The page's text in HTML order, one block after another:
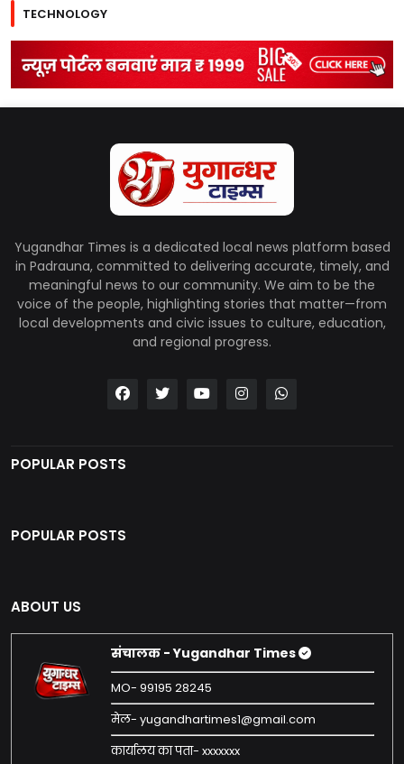
TECHNOLOGY
Yugandhar Times is a dedicated local news platform based
in Padrauna, committed to delivering accurate, timely, and
meaningful news to our community. We aim to be the
voice of the people, highlighting stories that matter—from
local developments and civic issues to culture, education,
and regional progress.
POPULAR POSTS
POPULAR POSTS
ABOUT US
संचालक - Yugandhar Times
MO- 99195 28245
मेल- yugandhartimes1@gmail.com
कार्यालय का पता- xxxxxxx